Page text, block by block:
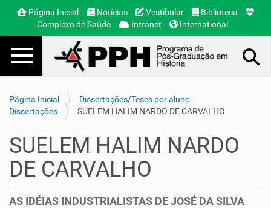
Página Inicial Notícias Vestibular
Biblioteca
Complexo de Saúde
Intranet International
Toggle navigation
Página Inicial
Dissertações/Teses por aluno
Dissertações
SUELEM HALIM NARDO DE CARVALHO
SUELEM HALIM NARDO
DE CARVALHO
AS IDÉIAS INDUSTRIALISTAS DE JOSÉ DA SILVA